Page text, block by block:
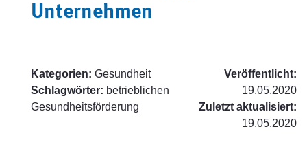
Unternehmen
Kategorien: Gesundheit
Schlagwörter: betrieblichen
Gesundheitsförderung
Veröffentlicht:
19.05.2020
Zuletzt aktualisiert:
19.05.2020